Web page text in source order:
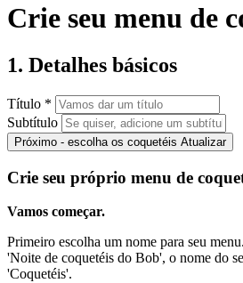
Crie seu menu de
1. Detalhes básicos
Título *
Subtítulo
Próximo - escolha os coquetéis Atualizar
Crie seu próprio menu de
Vamos começar.
Primeiro escolha um nome para seu
'Noite de coquetéis do Bob', o nome do
'Coquetéis'.